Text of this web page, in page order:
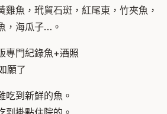
雞魚，玳貿石斑，紅尾東，竹夾魚，
，海瓜子…。
專門紀錄魚+酒照
願了
吃到新鮮的魚。